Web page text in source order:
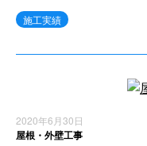
施工実績
2020年6月30日
屋根・外壁工事